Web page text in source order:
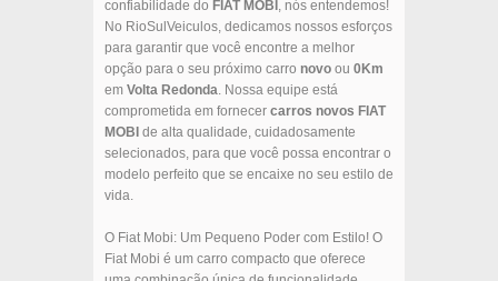
confiabilidade do FIAT MOBI , nós entendemos!
No RioSulVeiculos, dedicamos nossos esforços
para garantir que você encontre a melhor
opção para o seu próximo carro novo ou 0Km
em Volta Redonda. Nossa equipe está
comprometida em fornecer carros novos FIAT
MOBI de alta qualidade, cuidadosamente
selecionados, para que você possa encontrar o
modelo perfeito que se encaixe no seu estilo de
vida.
O Fiat Mobi: Um Pequeno Poder com Estilo! O
Fiat Mobi é um carro compacto que oferece